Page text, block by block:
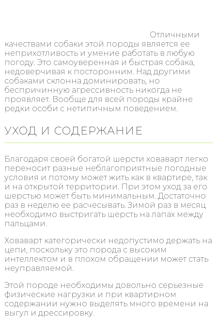
Отличными
качествами собаки этой породы является ее
неприхотливость и умение работать в любую
погоду. Это самоуверенная и быстрая собака,
недоверчивая к посторонним. Над другими
собаками склонна доминировать, но
беспричинную агрессивность никогда не
проявляет. Вообще для всей породы крайне
редки особи с нетипичным поведением.
УХОД И СОДЕРЖАНИЕ
Благодаря своей богатой шерсти ховаварт легко
переносит разные неблагоприятные погодные
условия и потому может жить как в квартире, так
и на открытой территории. При этом уход за его
шерстью может быть минимальным. Достаточно
раз в неделю ее расчесывать. Зимой раз в месяц
необходимо выстригать шерсть на лапах между
пальцами.
Ховаварт категорически недопустимо держать на
цепи, поскольку это порода с высоким
интеллектом и в плохом обращении может стать
неуправляемой.
Этой породе необходимы довольно серьезные
физические нагрузки и при квартирном
содержании нужно выделять много времени на
выгул и дрессировку.